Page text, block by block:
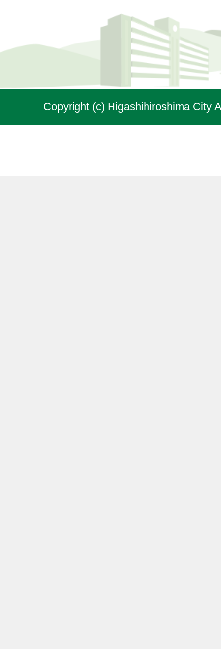
Copyright (c) Higashihiroshima City